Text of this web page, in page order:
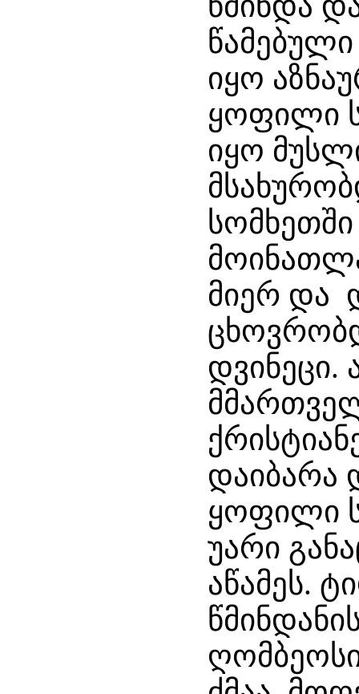
იყო
ყოფილი
იყო
მიერ და
დვინეცი.
დაიბარა
ყოფილი
უარი
აწამეს.